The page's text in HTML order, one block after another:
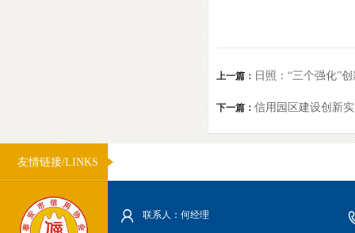
上一篇： 日照：“三个强化”
下一篇： 信用园区建设创新
友情链接/LINKS
联系人：何经理